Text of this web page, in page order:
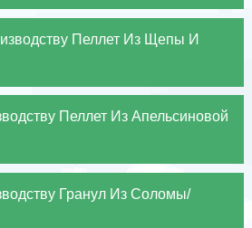
Пеллет Из Щепы И
Пеллет Из Апельсиновой
Гранул Из Соломы/